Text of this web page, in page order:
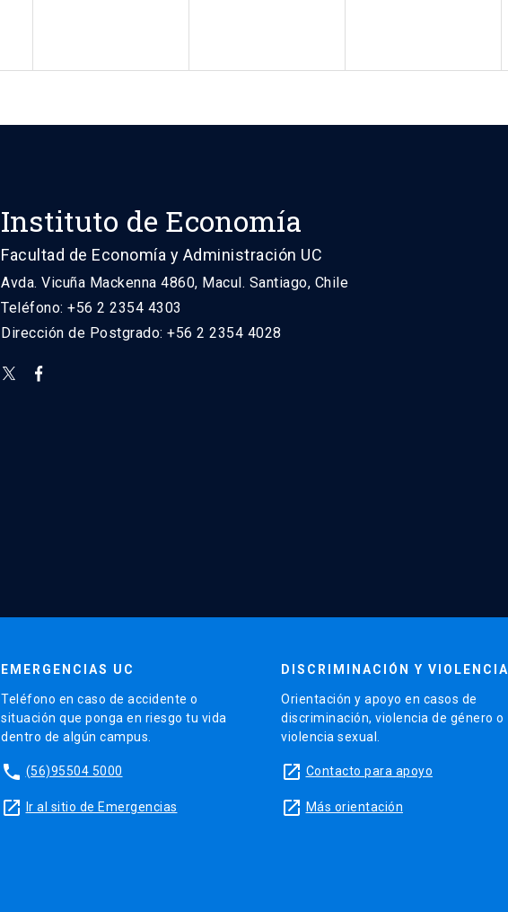
Instituto de Economía
Facultad de Economía y Administración UC
Avda. Vicuña Mackenna 4860, Macul. Santiago, Chile
Teléfono: +56 2 2354 4303
Dirección de Postgrado: +56 2 2354 4028
EMERGENCIAS UC
Teléfono en caso de accidente o
situación que ponga en riesgo tu vida
dentro de algún campus.
phone (56)95504 5000
launch Ir al sitio de Emergencias
DISCRIMINACIÓN Y VIOLENCIA
Orientación y apoyo en casos de
discriminación, violencia de género o
violencia sexual.
launch Contacto para apoyo
launch Más orientación